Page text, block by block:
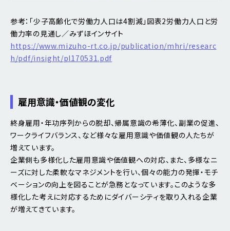
参考：「少子高齢化で労働力人口は4割減」図表2労働力人口と労
働力率の見通し／みずほインサイト
https://www.mizuho-rt.co.jp/publication/mhri/researc
h/pdf/insight/pl170531.pdf
雇用意識・価値観の変化
終身雇用・年功序列からの脱却、帰属意識の希薄化、副業の促進、
ワークライフバランス、など様々な雇用意識や価値観の人たちが
増えています。
企業側も多様化した雇用意識や価値観への対応、また、多様なニ
ーズに対した柔軟なマネジメントを行い、個々の能力の発揮・モチ
ベーションの向上を図ることが急務となっています。このような多
様化した考えに対応するためにダイバーシティを取り入れる企業
が増えてきています。